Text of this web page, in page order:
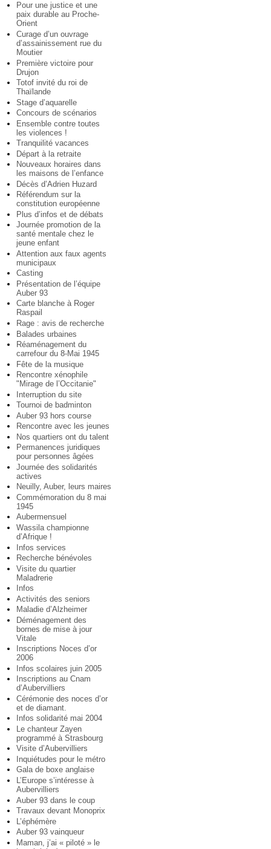
Pour une justice et une
paix durable au Proche-
Orient
Curage d’un ouvrage
d’assainissement rue du
Moutier
Première victoire pour
Drujon
Totof invité du roi de
Thaïlande
Stage d’aquarelle
Concours de scénarios
Ensemble contre toutes
les violences !
Tranquilité vacances
Départ à la retraite
Nouveaux horaires dans
les maisons de l’enfance
Décès d’Adrien Huzard
Référendum sur la
constitution européenne
Plus d’infos et de débats
Journée promotion de la
santé mentale chez le
jeune enfant
Attention aux faux agents
municipaux
Casting
Présentation de l’équipe
Auber 93
Carte blanche à Roger
Raspail
Rage : avis de recherche
Balades urbaines
Réaménagement du
carrefour du 8-Mai 1945
Fête de la musique
Rencontre xénophile
"Mirage de l’Occitanie"
Interruption du site
Tournoi de badminton
Auber 93 hors course
Rencontre avec les jeunes
Nos quartiers ont du talent
Permanences juridiques
pour personnes âgées
Journée des solidarités
actives
Neuilly, Auber, leurs maires
Commémoration du 8 mai
1945
Aubermensuel
Wassila championne
d’Afrique !
Infos services
Recherche bénévoles
Visite du quartier
Maladrerie
Infos
Activités des seniors
Maladie d’Alzheimer
Déménagement des
bornes de mise à jour
Vitale
Inscriptions Noces d’or
2006
Infos scolaires juin 2005
Inscriptions au Cnam
d’Aubervilliers
Cérémonie des noces d’or
et de diamant.
Infos solidarité mai 2004
Le chanteur Zayen
programmé à Strasbourg
Visite d’Aubervilliers
Inquiétudes pour le métro
Gala de boxe anglaise
L’Europe s’intéresse à
Aubervilliers
Auber 93 dans le coup
Travaux devant Monoprix
L’éphémère
Auber 93 vainqueur
Maman, j’ai « piloté » le